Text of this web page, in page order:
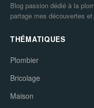
Blog passion dédié à la
partage mes découvertes
THÉMATIQUES
Plombier
Bricolage
Maison